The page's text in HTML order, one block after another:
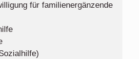
für familienergänzende